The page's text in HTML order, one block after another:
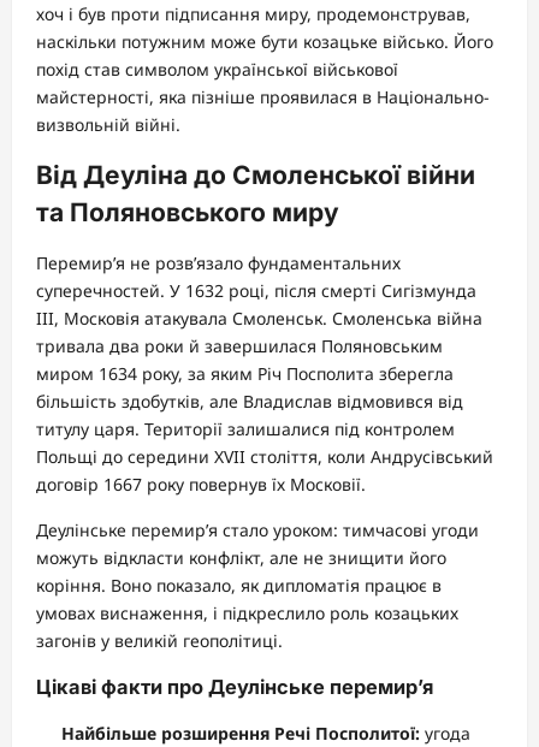
хоч і був проти підписання миру, продемонстрував,
наскільки потужним може бути козацьке військо. Його
похід став символом української військової
майстерності, яка пізніше проявилася в Національно-
визвольній війні.
Від Деуліна до Смоленської війни
та Поляновського миру
Перемир’я не розв’язало фундаментальних
суперечностей. У 1632 році, після смерті Сигізмунда
III, Московія атакувала Смоленськ. Смоленська війна
тривала два роки й завершилася Поляновським
миром 1634 року, за яким Річ Посполита зберегла
більшість здобутків, але Владислав відмовився від
титулу царя. Території залишалися під контролем
Польщі до середини XVII століття, коли Андрусівський
договір 1667 року повернув їх Московії.
Деулінське перемир’я стало уроком: тимчасові угоди
можуть відкласти конфлікт, але не знищити його
коріння. Воно показало, як дипломатія працює в
умовах виснаження, і підкреслило роль козацьких
загонів у великій геополітиці.
Цікаві факти про Деулінське перемир’я
Найбільше розширення Речі Посполитої: угода